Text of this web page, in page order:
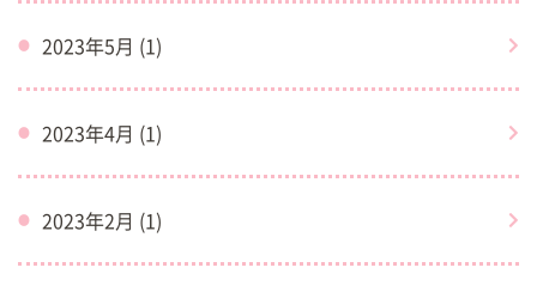
2023年5月 (1)
2023年4月 (1)
2023年2月 (1)